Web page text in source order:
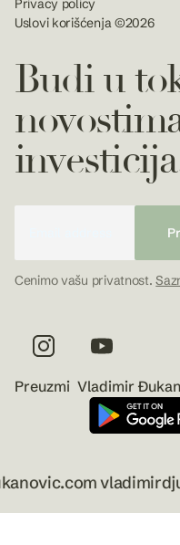
Privacy policy
Uslovi korišćenja ©2026
Budi u
Cenimo vašu privatnost.
Preuzmi Vladimir